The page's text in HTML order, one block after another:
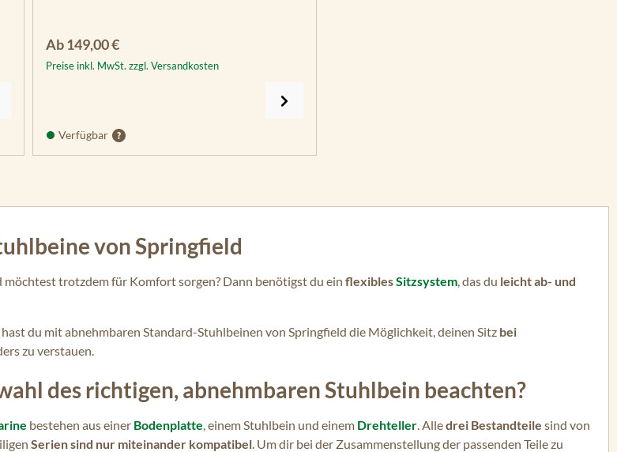
Regulärer Preis:
Ab149,00 €
Preise inkl. MwSt. zzgl. Versandkosten
Verfügbar
von Springfield
möchtest trotzdem für Komfort sorgen? Dann benötigst du ein flexiblesSitzsystem, das du leicht ab- und
du mit abnehmbaren Standard-Stuhlbeinen von Springfield die Möglichkeit, deinen Sitz bei
zu verstauen.
des richtigen, abnehmbaren Stuhlbein beachten?
bestehen aus einer Bodenplatte, einem Stuhlbein und einem Drehteller. Alledrei Bestandteile sind von
Serien sind nur miteinander kompatibel. Um dir bei der Zusammenstellung der passenden Teile zu